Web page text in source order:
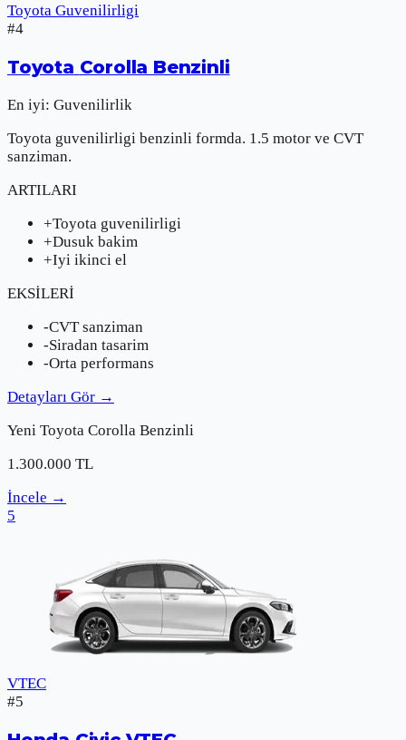
Toyota Guvenilirligi
#4
Toyota Corolla Benzinli
En iyi: Guvenilirlik
Toyota guvenilirligi benzinli formda. 1.5 motor ve CVT
sanziman.
ARTILARI
+Toyota guvenilirligi
+Dusuk bakim
+Iyi ikinci el
EKSİLERİ
-CVT sanziman
-Siradan tasarim
-Orta performans
Detayları Gör →
Yeni Toyota Corolla Benzinli
1.300.000 TL
İncele →
5
VTEC
#5